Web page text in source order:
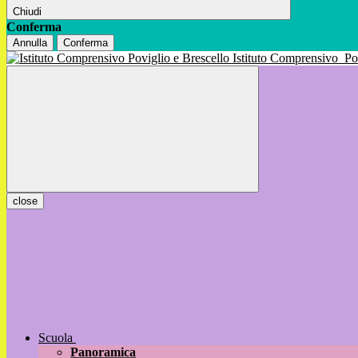
Chiudi
Conferma
Annulla Conferma
Istituto Comprensivo
close
Scuola
Panoramica